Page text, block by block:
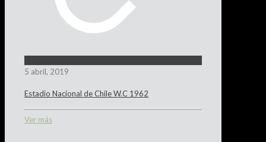
5 abril, 2019
Estadio Nacional de Chile W.C 1962
Ver más